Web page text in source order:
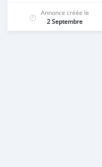
Annonce créée le
2 Septembre